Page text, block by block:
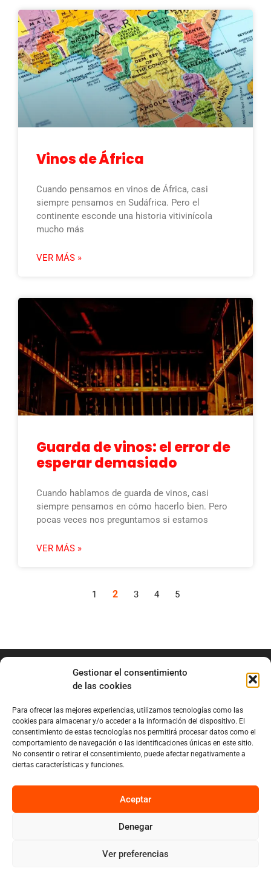
Gestionar el consentimiento
de las cookies
Para ofrecer las mejores experiencias, utilizamos tecnologías como las
cookies para almacenar y/o acceder a la información del dispositivo. El
consentimiento de estas tecnologías nos permitirá procesar datos como el
comportamiento de navegación o las identificaciones únicas en este sitio.
No consentir o retirar el consentimiento, puede afectar negativamente a
ciertas características y funciones.
Aceptar
Denegar
Ver preferencias
Vinos de África
Cuando pensamos en vinos de África, casi
siempre pensamos en Sudáfrica. Pero el
continente esconde una historia vitivinícola
mucho más
VER MÁS »
Guarda de vinos: el error de
esperar demasiado
Cuando hablamos de guarda de vinos, casi
siempre pensamos en cómo hacerlo bien. Pero
pocas veces nos preguntamos si estamos
VER MÁS »
1 2 3 4 5
info@marianobraga.com
BRAGA Academia
Podcast
Sobre Mariano
Diseño por Nuvolab Studio